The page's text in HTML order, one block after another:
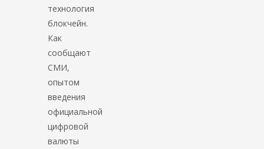
технология
блокчейн.
Как
сообщают
СМИ,
опытом
введения
официальной
цифровой
валюты